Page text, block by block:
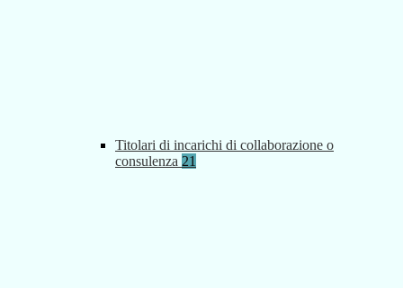
Titolari di incarichi di collaborazione o
consulenza 21